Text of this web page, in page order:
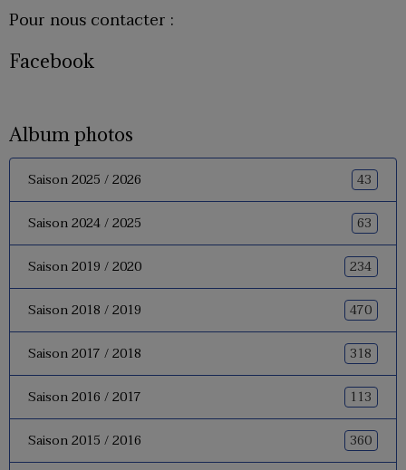
Pour nous contacter :
Facebook
Album photos
Saison 2025 / 2026 43
Saison 2024 / 2025 63
Saison 2019 / 2020 234
Saison 2018 / 2019 470
Saison 2017 / 2018 318
Saison 2016 / 2017 113
Saison 2015 / 2016 360